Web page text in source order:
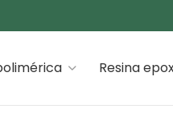
des créations premiums
Resina